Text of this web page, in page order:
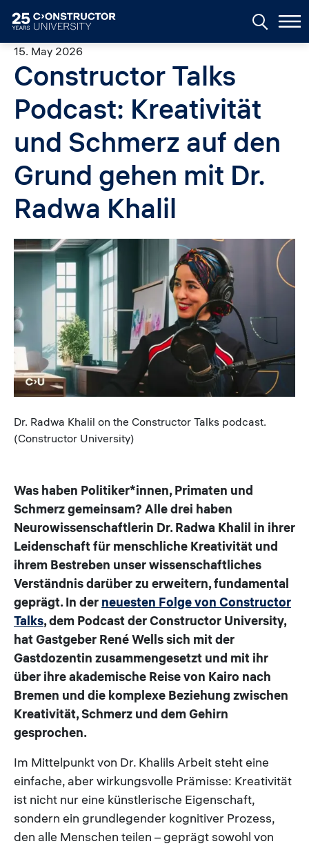
15. May 2026
Constructor Talks
Podcast: Kreativität
und Schmerz auf den
Grund gehen mit Dr.
Radwa Khalil
Image
Caption
Dr. Radwa Khalil on the Constructor Talks podcast.
(Constructor University)
Was haben Politiker*innen, Primaten und
Schmerz gemeinsam? Alle drei haben
Neurowissenschaftlerin Dr. Radwa Khalil in ihrer
Leidenschaft für menschliche Kreativität und
ihrem Bestreben unser wissenschaftliches
Verständnis darüber zu erweitern, fundamental
geprägt. In der neuesten Folge von Constructor
Talks, dem Podcast der Constructor University,
hat Gastgeber René Wells sich mit der
Gastdozentin zusammengesetzt und mit ihr
über ihre akademische Reise von Kairo nach
Bremen und die komplexe Beziehung zwischen
Kreativität, Schmerz und dem Gehirn
gesprochen.
Im Mittelpunkt von Dr. Khalils Arbeit steht eine
einfache, aber wirkungsvolle Prämisse: Kreativität
ist nicht nur eine künstlerische Eigenschaft,
sondern ein grundlegender kognitiver Prozess,
den alle Menschen teilen – geprägt sowohl von